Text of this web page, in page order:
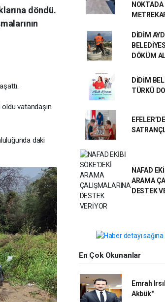
döndü.
vatandaşın
daki
NOKTADA
DİDİM
DÖKÜM
DİDİM
TÜRKÜ
NAFAD
ARAMA
DESTEK
En Çok Okunanlar
Emrah
Akbük"